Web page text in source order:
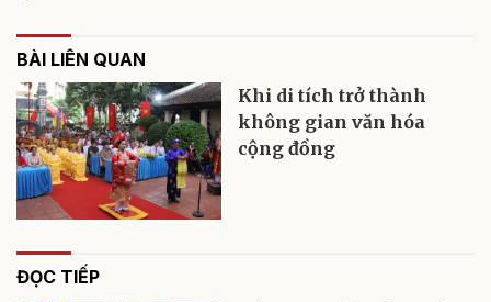
BÀI LIÊN QUAN
Khi di tích trở thành
không gian văn hóa
cộng đồng
ĐỌC TIẾP